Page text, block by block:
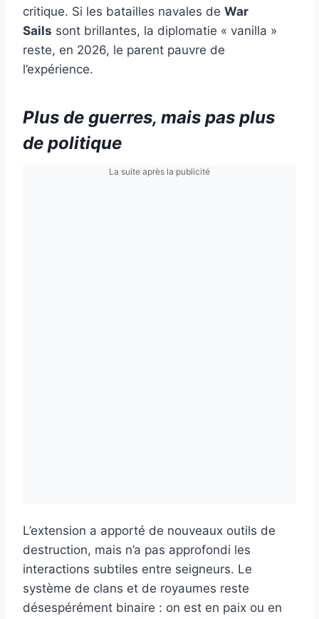
critique. Si les batailles navales de War
Sails sont brillantes, la diplomatie « vanilla »
reste, en 2026, le parent pauvre de
l’expérience.
Plus de guerres, mais pas plus
de politique
La suite après la publicité
L’extension a apporté de nouveaux outils de
destruction, mais n’a pas approfondi les
interactions subtiles entre seigneurs. Le
système de clans et de royaumes reste
désespérément binaire : on est en paix ou en